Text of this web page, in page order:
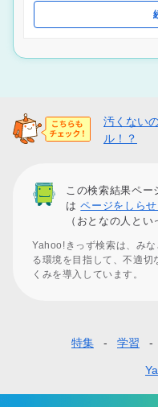
汚くない
ル！？
この検索結果ペー
はページをしらせ
（おとなの人とい
Yahoo!きっず検索は、み
る環境を目指して、不適切
くみを導入しています。
タ
特集 学習